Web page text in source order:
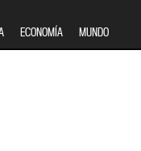
ECONOMÍA MUNDO